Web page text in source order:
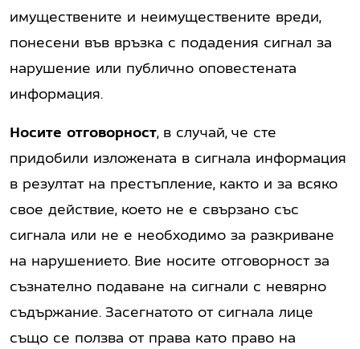
имуществените и неимуществените вреди,
понесени във връзка с подадения сигнал за
нарушение или публично оповестената
информация.
Носите отговорност, в случай, че сте
придобили изложената в сигнала информация
в резултат на престъпление, както и за всяко
свое действие, което не е свързано със
сигнала или не е необходимо за разкриване
на нарушението. Вие носите отговорност за
съзнателно подаване на сигнали с невярно
съдържание. Засегнатото от сигнала лице
също се ползва от права като право на